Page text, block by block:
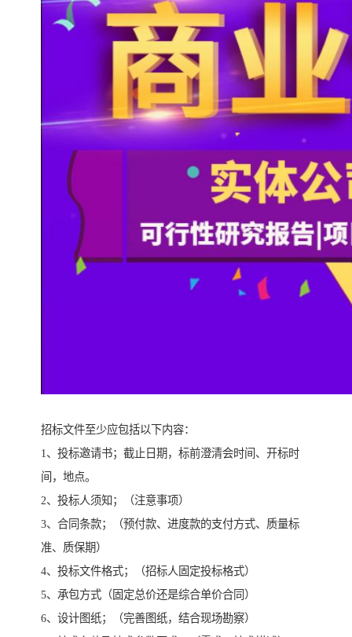
招标文件至少应包括以下内容：
1、投标邀请书；截止日期，标前澄清会时间、开标时
间，地点。
2、投标人须知；（注意事项）
3、合同条款；（预付款、进度款的支付方式、质量标
准、质保期）
4、投标文件格式；（招标人固定投标格式）
5、承包方式（固定总价还是综合单价合同）
6、设计图纸；（完善图纸，结合现场勘察）